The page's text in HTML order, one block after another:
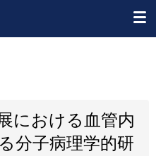
における血管内
分子病理学的研